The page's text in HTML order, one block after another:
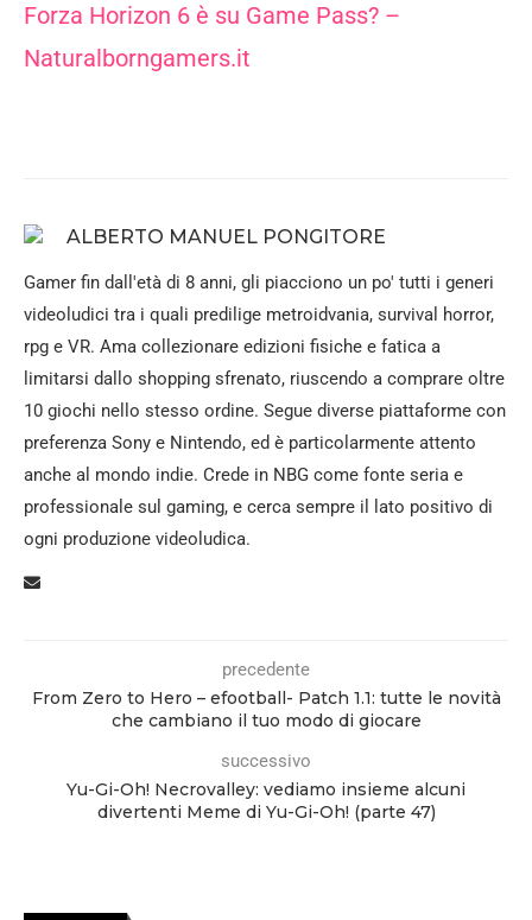
Forza Horizon 6 è su Game Pass? –
Naturalborngamers.it
ALBERTO MANUEL PONGITORE
Gamer fin dall'età di 8 anni, gli piacciono un po' tutti i generi
videoludici tra i quali predilige metroidvania, survival horror,
rpg e VR. Ama collezionare edizioni fisiche e fatica a
limitarsi dallo shopping sfrenato, riuscendo a comprare oltre
10 giochi nello stesso ordine. Segue diverse piattaforme con
preferenza Sony e Nintendo, ed è particolarmente attento
anche al mondo indie. Crede in NBG come fonte seria e
professionale sul gaming, e cerca sempre il lato positivo di
ogni produzione videoludica.
precedente
From Zero to Hero – efootball- Patch 1.1: tutte le novità
che cambiano il tuo modo di giocare
successivo
Yu-Gi-Oh! Necrovalley: vediamo insieme alcuni
divertenti Meme di Yu-Gi-Oh! (parte 47)